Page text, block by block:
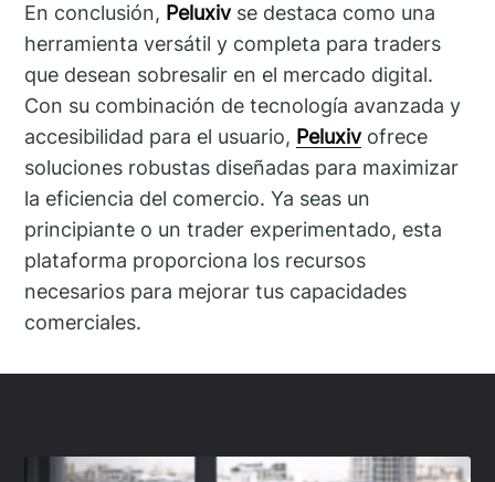
En conclusión, Peluxivse destaca como una
herramienta versátil y completa para traders
que desean sobresalir en el mercado digital.
Con su combinación de tecnología avanzada y
accesibilidad para el usuario, Peluxivofrece
soluciones robustas diseñadas para maximizar
la eficiencia del comercio. Ya seas un
principiante o un trader experimentado, esta
plataforma proporciona los recursos
necesarios para mejorar tus capacidades
comerciales.